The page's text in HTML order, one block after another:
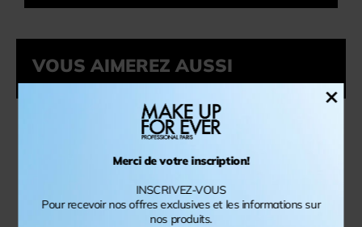
×
Merci de votre inscription!
INSCRIVEZ-VOUS
Pour recevoir nos offres exclusives et les informations sur
nos produits.
VOUS AIMEREZ AUSSI